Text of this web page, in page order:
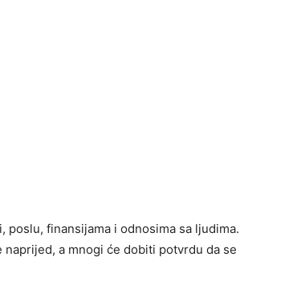
finansijama i odnosima sa ljudima.
a mnogi će dobiti potvrdu da se